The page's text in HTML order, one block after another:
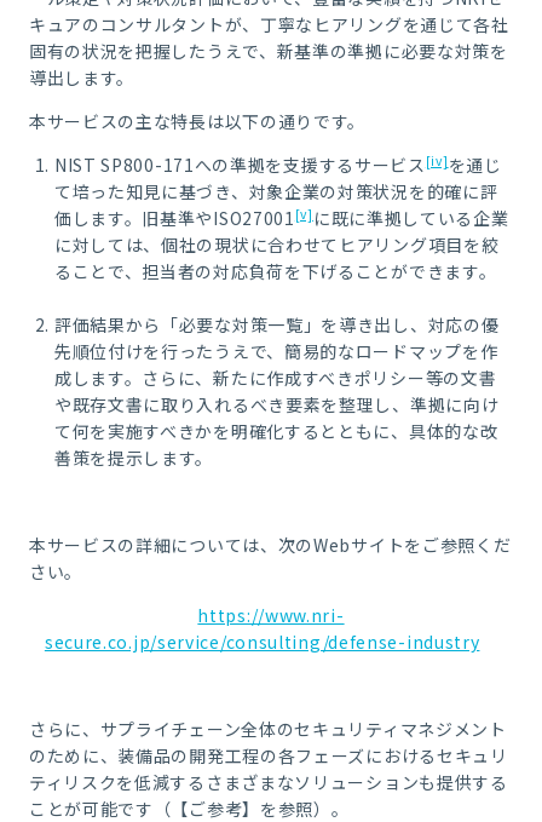
キュアのコンサルタントが、丁寧なヒアリングを通じて各社
固有の状況を把握したうえで、新基準の準拠に必要な対策を
導出します。
本サービスの主な特長は以下の通りです。
NIST SP800-171への準拠を支援するサービス[iv]を通じ
て培った知見に基づき、対象企業の対策状況を的確に評
価します。旧基準やISO27001[v]に既に準拠している企業
に対しては、個社の現状に合わせてヒアリング項目を絞
ることで、担当者の対応負荷を下げることができます。
評価結果から「必要な対策一覧」を導き出し、対応の優
先順位付けを行ったうえで、簡易的なロードマップを作
成します。さらに、新たに作成すべきポリシー等の文書
や既存文書に取り入れるべき要素を整理し、準拠に向け
て何を実施すべきかを明確化するとともに、具体的な改
善策を提示します。
本サービスの詳細については、次のWebサイトをご参照くだ
さい。
https://www.nri-
secure.co.jp/service/consulting/defense-industry
さらに、サプライチェーン全体のセキュリティマネジメント
のために、装備品の開発工程の各フェーズにおけるセキュリ
ティリスクを低減するさまざまなソリューションも提供する
ことが可能です（【ご参考】を参照）。